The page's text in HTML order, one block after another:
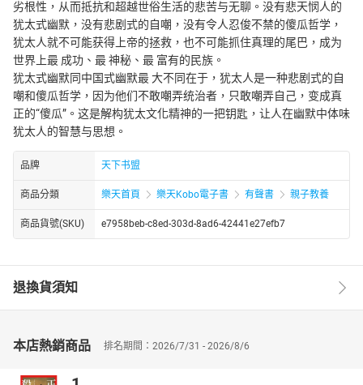
劣根性，从而抵抗和超越世俗生活的悲苦与无聊。没有悲天悯人的
犹太式幽默，没有悲剧式的自嘲，没有令人忍俊不禁的傻瓜哲学，
犹太人就不可能获得上帝的拯救，也不可能抓住真理的尾巴，成为
世界上最 成功、最 神秘、最 富有的民族。
犹太式幽默同中国式幽默最 大不同在于，犹太人是一种悲剧式的自
嘲和傻瓜哲学，因为他们不敢嘲弄统治者，只敢嘲弄自己，变成真
正的“傻瓜”。这是解构犹太文化精神的一把钥匙，让人在幽默中体味
犹太人的智慧与思想。
品牌 天下书盟
商品分類 樂天首頁 樂天Kobo電子書 有聲書 親子教養
商品貨號(SKU) e7958beb-c8ed-303d-8ad6-42441e27efb7
退換貨須知
本店熱銷商品 排名期間：2026/7/31 - 2026/8/6